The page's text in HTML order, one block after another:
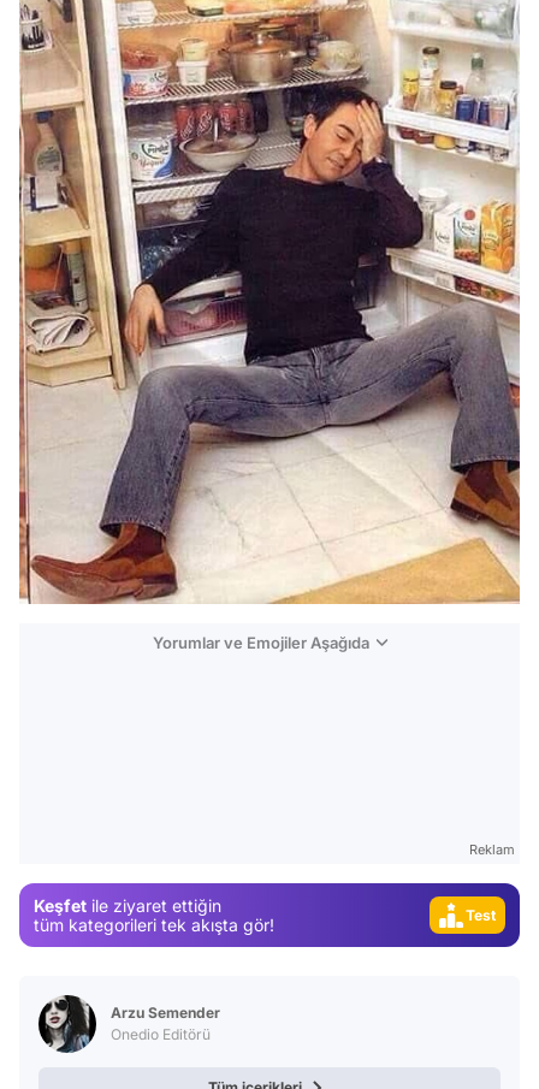
Yorumlar ve Emojiler Aşağıda
Reklam
Keşfet ile ziyaret ettiğin
tüm kategorileri tek akışta gör!
Test
Arzu Semender
Onedio Editörü